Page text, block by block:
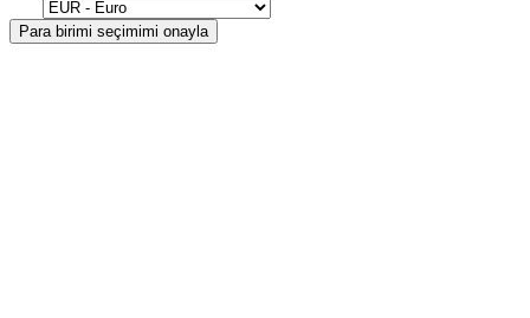
Para birimi seçimimi onayla